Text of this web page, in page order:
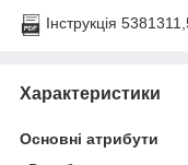
Інструкція
Характеристики
Основні атрибути